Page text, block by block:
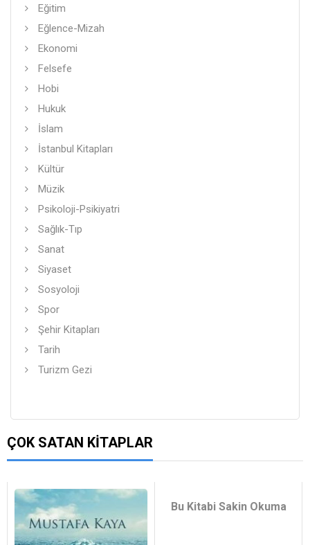
Eğitim
Eğlence-Mizah
Ekonomi
Felsefe
Hobi
Hukuk
İslam
İstanbul Kitapları
Kültür
Müzik
Psikoloji-Psikiyatri
Sağlık-Tıp
Sanat
Siyaset
Sosyoloji
Spor
Şehir Kitapları
Tarih
Turizm Gezi
ÇOK SATAN KITAPLAR
Bu Kitabi Sakin Okuma